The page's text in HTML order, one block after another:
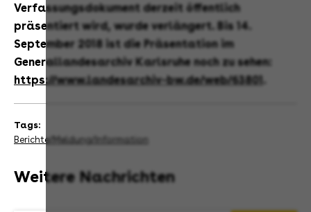
Verfassungsdokument derzeit öffentlich
präsentiert wird, wurde verlängert. Bis 14.
September 2018 ist die Präsentation im
Generallandesarchiv Karlsruhe noch zu sehen:
https://www.landesarchiv-bw.de/web/63801
Tags:
Berichte/Meldung/Information
Weitere Nachrichten